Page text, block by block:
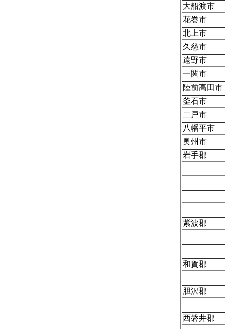
大船渡市
花巻市
北上市
久慈市
遠野市
一関市
陸前高田市
釜石市
二戸市
八幡平市
奥州市
岩手郡
紫波郡
和賀郡
胆沢郡
西磐井郡